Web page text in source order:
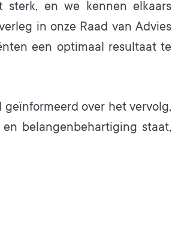
sterk, en we kennen elkaars
in onze Raad van Advies
een optimaal resultaat te
over het vervolg,
belangenbehartiging staat,